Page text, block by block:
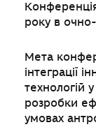
року в
Мета
інтеграції
технологій
розробки
умовах